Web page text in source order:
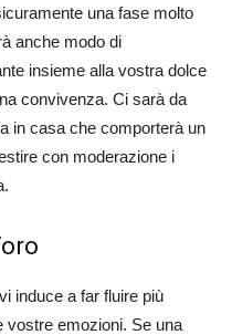
una fase molto
anche modo di
insieme alla vostra dolce
convivenza. Ci sarà da
in casa che comporterà un
con moderazione i
induce a far fluire più
vostre emozioni. Se una